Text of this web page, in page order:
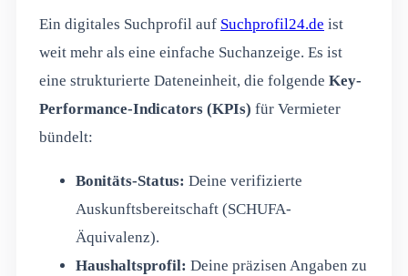
Ein digitales Suchprofil auf Suchprofil24.de ist
weit mehr als eine einfache Suchanzeige. Es ist
eine strukturierte Dateneinheit, die folgende Key-
Performance-Indicators (KPIs) für Vermieter
bündelt:
Bonitäts-Status: Deine verifizierte
Auskunftsbereitschaft (SCHUFA-
Äquivalenz).
Haushaltsprofil: Deine präzisen Angaben zu